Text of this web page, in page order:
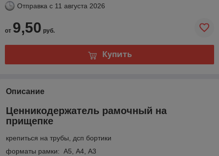
Отправка с 11 августа 2026
от 9,50 руб.
Купить
Описание
Ценникодержатель рамочный на
прищепке
крепиться на трубы, дсп бортики
форматы рамки: А5, А4, А3